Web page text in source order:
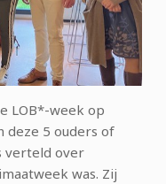
LOB*-week op
deze 5 ouders of
verteld over
was. Zij